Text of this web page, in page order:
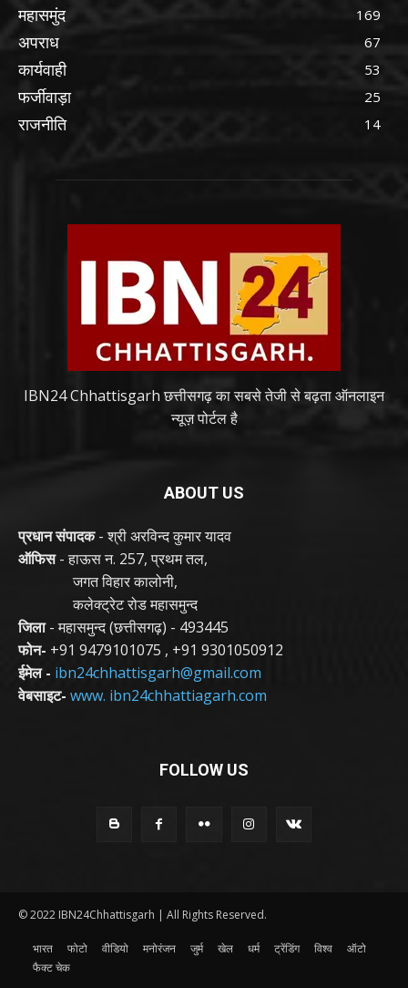
महासमुंद 169
अपराध 67
कार्यवाही 53
फर्जीवाड़ा 25
राजनीति 14
IBN24 Chhattisgarh छत्तीसगढ़ का सबसे तेजी से बढ़ता ऑनलाइन
न्यूज़ पोर्टल है
ABOUT US
प्रधान संपादक- श्री अरविन्द कुमार यादव
ऑफिस- हाऊस न. 257, प्रथम तल,
जगत विहार कालोनी,
कलेक्ट्रेट रोड महासमुन्द
जिला- महासमुन्द (छत्तीसगढ़) - 493445
फोन- +91 9479101075 , +91 9301050912
ईमेल - ibn24chhattisgarh@gmail.com
वेबसाइट- www. ibn24chhattiagarh.com
FOLLOW US
© 2022 IBN24Chhattisgarh | All Rights Reserved.
भारत फोटो वीडियो मनोरंजन जुर्म खेल धर्म ट्रेंडिंग विश्व
ऑटो
फैक्ट चेक